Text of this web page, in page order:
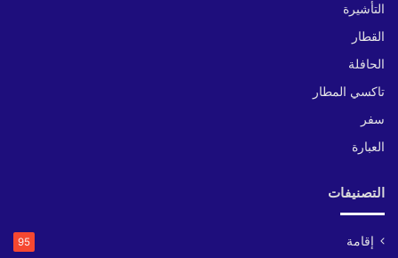
التأشيرة
القطار
الحافلة
تاكسي المطار
سفر
العبارة
التصنيفات
إقامة 95